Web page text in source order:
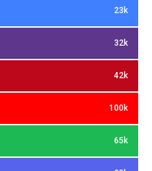
23k
32k
42k
100k
65k